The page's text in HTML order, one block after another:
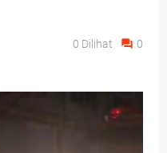
0 Dilihat 0